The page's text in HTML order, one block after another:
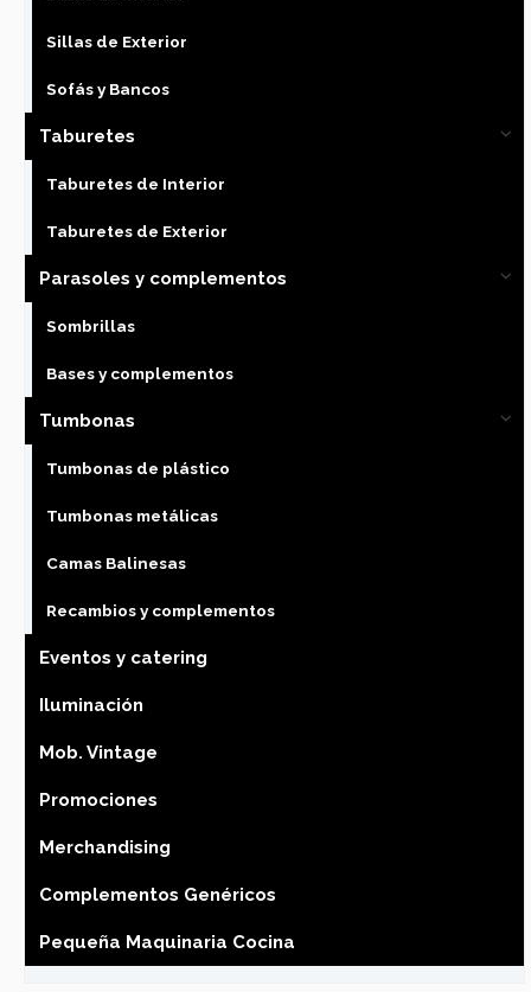
Sillas de Exterior
Sofás y Bancos
Taburetes
Taburetes de Interior
Taburetes de Exterior
Parasoles y complementos
Sombrillas
Bases y complementos
Tumbonas
Tumbonas de plástico
Tumbonas metálicas
Camas Balinesas
Recambios y complementos
Eventos y catering
Iluminación
Mob. Vintage
Promociones
Merchandising
Complementos Genéricos
Pequeña Maquinaria Cocina